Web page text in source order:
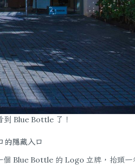
到 Blue Bottle 了！
隱藏入口
個 Blue Bottle 的 Logo 立牌，抬頭一